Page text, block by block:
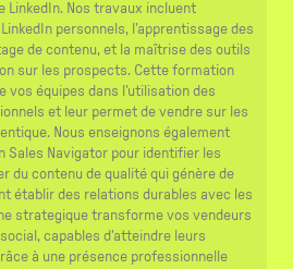
LinkedIn. Nos travaux incluent
personnels, l'apprentissage des
de contenu, et la maîtrise des outils
sur les prospects. Cette formation
vos équipes dans l'utilisation des
et leur permet de vendre sur les
Nous enseignons également
Sales Navigator pour identifier les
du contenu de qualité qui génère de
établir des relations durables avec les
strategique transforme vos vendeurs
capables d'atteindre leurs
à une présence professionnelle